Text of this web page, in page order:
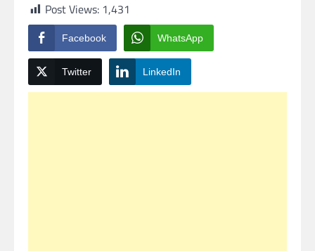
Post Views: 1,431
Facebook WhatsApp
Twitter LinkedIn